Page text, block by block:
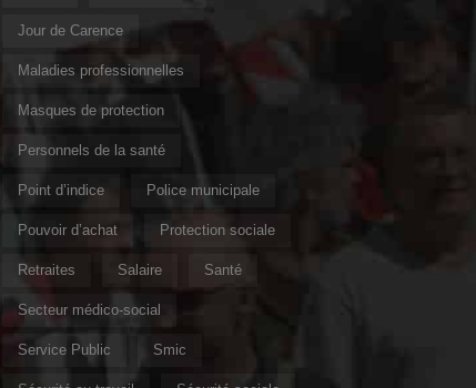
Jour de Carence
Maladies professionnelles
Masques de protection
Personnels de la santé
Point d’indice Police municipale
Pouvoir d’achat Protection sociale
Retraites Salaire Santé
Secteur médico-social
Service Public Smic